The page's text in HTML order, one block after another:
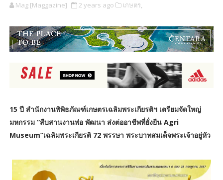
Mag [Maggazine] 2 years ago เกษตร,
15 ปี สำนักงานพิพิธภัณฑ์เกษตรเฉลิมพระเกียรติฯ เตรียมจัดใหญ่
มหกรรม “สืบสานงานพ่อ พัฒนา ส่งต่ออาชีพที่ยั่งยืน Agri
Museum”เฉลิมพระเกียรติ 72 พรรษา พระบาทสมเด็จพระเจ้าอยู่หัว